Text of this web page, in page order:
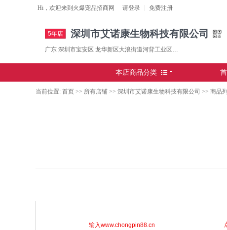
Hi，欢迎来到 火爆宠品招商网 请登录 免费注册
5年店 深圳市艾诺康生物科技有限公司
广东 深圳市宝安区 龙华新区大浪街道河背工业区17栋三楼
本店商品分类
当前位置: 首页 >> 所有店铺 >> 深圳市艾诺康生物科技有限公司 >> 商品
输入www.chongpin88.cn